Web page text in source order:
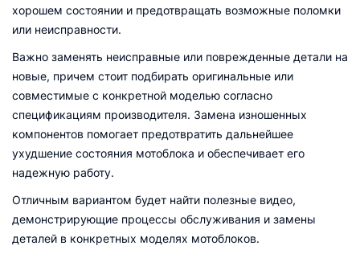
хорошем состоянии и предотвращать возможные поломки
или неисправности.
Важно заменять неисправные или поврежденные детали на
новые, причем стоит подбирать оригинальные или
совместимые с конкретной моделью согласно
спецификациям производителя. Замена изношенных
компонентов помогает предотвратить дальнейшее
ухудшение состояния мотоблока и обеспечивает его
надежную работу.
Отличным вариантом будет найти полезные видео,
демонстрирующие процессы обслуживания и замены
деталей в конкретных моделях мотоблоков.